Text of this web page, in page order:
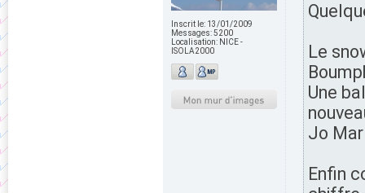
Inscrit le: 13/01/2009
Messages:5200
Localisation: NICE -
ISOLA2000
Le
Une
Jo
Enfin